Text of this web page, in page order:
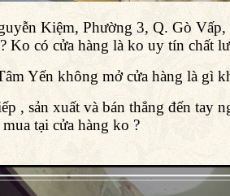
Kiệm, Phường 3, Q. Gò
Ko có cửa hàng là ko uy tín chất
Yến không mở cửa hàng là gì
sản xuất và bán thẳng đến tay
tại cửa hàng ko ?